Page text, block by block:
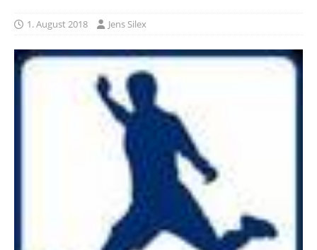
1. August 2018 Jens Silex